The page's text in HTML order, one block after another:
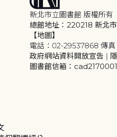
新北市立圖書館 版權所有
總館地址：220218 新北
【地圖】
電話：02-29537868 傳
政府網站資料開放宣告 |
圖書館信箱：